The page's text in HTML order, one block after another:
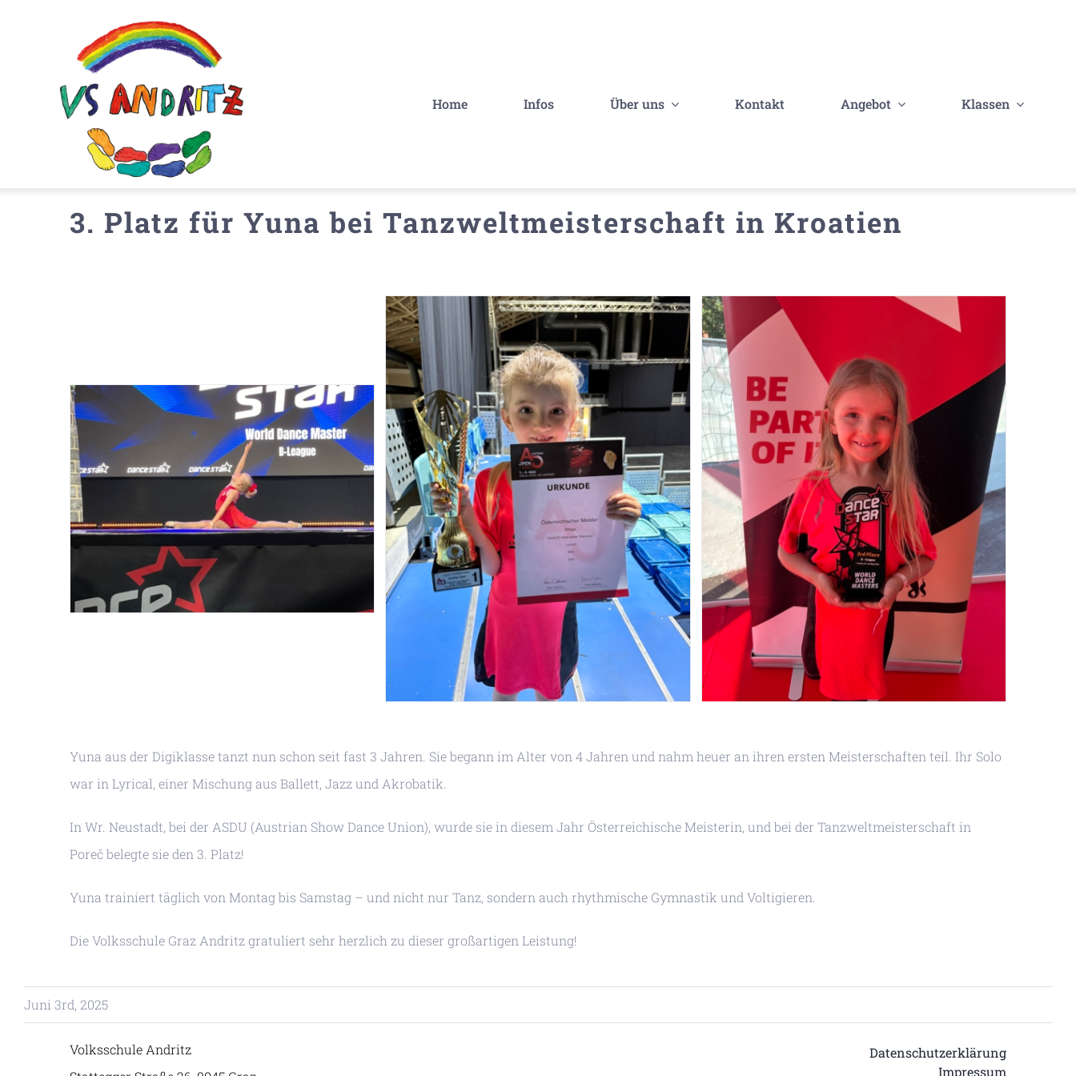
Home Infos Über uns Kontakt Angebot Klassen
3. Platz für Yuna bei Tanzweltmeisterschaft in Kroatien
Yuna aus der Digiklasse tanzt nun schon seit fast 3 Jahren. Sie begann im Alter von 4 Jahren und nahm heuer an ihren ersten Meisterschaften teil. Ihr Solo
war in Lyrical, einer Mischung aus Ballett, Jazz und Akrobatik.
In Wr. Neustadt, bei der ASDU (Austrian Show Dance Union), wurde sie in diesem Jahr Österreichische Meisterin, und bei der Tanzweltmeisterschaft in
Poreč belegte sie den 3. Platz!
Yuna trainiert täglich von Montag bis Samstag – und nicht nur Tanz, sondern auch rhythmische Gymnastik und Voltigieren.
Die Volksschule Graz Andritz gratuliert sehr herzlich zu dieser großartigen Leistung!
Juni 3rd, 2025
Volksschule Andritz
Datenschutzerklärung
Impressum